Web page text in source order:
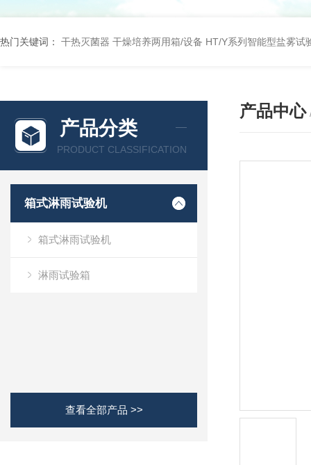
热门关键词： 干热灭菌器 干燥培养两用箱/设备 HT/Y系列智能型盐雾试
产品分类
PRODUCT CLASSIFICATION
箱式淋雨试验机
箱式淋雨试验机
淋雨试验箱
查看全部产品 >>
产品中心